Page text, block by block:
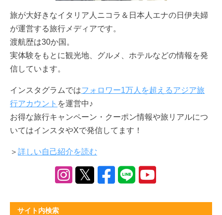
旅が大好きなイタリア人ニコラ＆日本人エナの日伊夫婦
が運営する旅行メディアです。
渡航歴は30か国。
実体験をもとに観光地、グルメ、ホテルなどの情報を発
信しています。
インスタグラムではフォロワー1万人を超えるアジア旅
行アカウント を運営中♪
お得な旅行キャンペーン・クーポン情報や旅リアルにつ
いてはインスタやXで発信してます！
＞ 詳しい自己紹介を読む
サイト内検索